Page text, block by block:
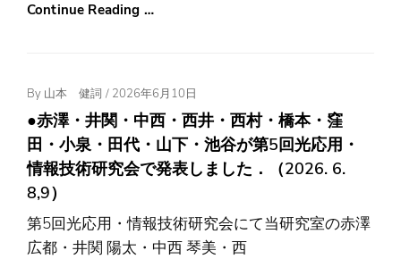
Continue Reading …
By 山本 健詞 / Posted
On
2026年6月10日
●赤澤・井関・中西・西井・西村・橋本・窪
田・小泉・田代・山下・池谷が第5回光応用・
情報技術研究会で発表しました．（2026. 6.
8,9）
第5回光応用・情報技術研究会にて当研究室の赤澤
広都・井関 陽太・中西 琴美・西